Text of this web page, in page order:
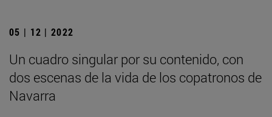
05 | 12 | 2022
Un cuadro singular por su contenido, con
dos escenas de la vida de los copatronos de
Navarra